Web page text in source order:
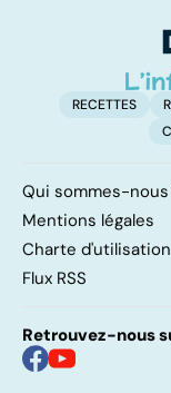
RECETTES
Qui sommes-nous
Mentions légales
Charte d'utilisation
Flux RSS
Retrouvez-nous